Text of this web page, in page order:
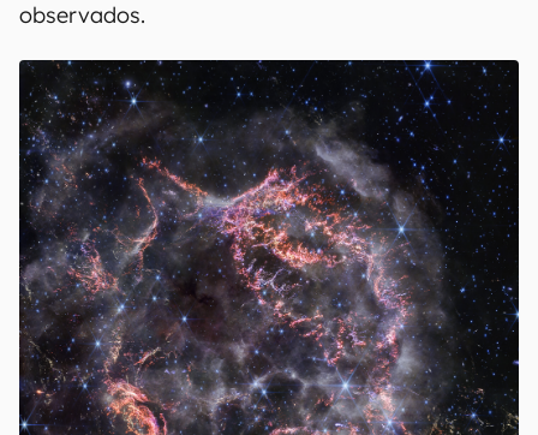
observados.